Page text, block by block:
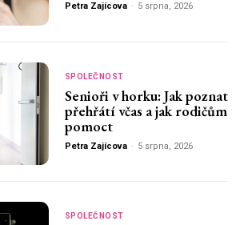
Petra Zajícova - 5 srpna, 2026
SPOLEČNOST
Senioři v horku: Jak poznat
přehřátí včas a jak rodičům
pomoct
Petra Zajícova - 5 srpna, 2026
SPOLEČNOST